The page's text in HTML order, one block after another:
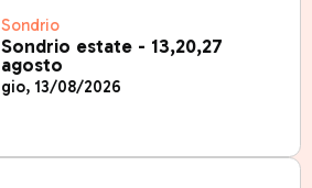
Sondrio
Sondrio estate - 13,20,27
agosto
gio, 13/08/2026